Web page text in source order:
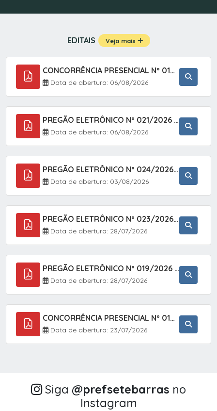
EDITAIS Veja mais
CONCORRÊNCIA PRESENCIAL Nº 019/2025 - PAVIMENTAÇÃO ASFÁLTICA EM TRECHO DA RUA 2 NO BAIRRO VILA SOARES NO MUNICÍPIO DE SETE BARRAS/SP.
Data de abertura: 06/08/2026
PREGÃO ELETRÔNICO Nº 021/2026 - AQUISIÇÃO DE CONTENTORES E CARRINHOS, DESTINADOS A COLETIVA E MANEJO DE RESÍDUOS SÓLIDOS, ATRAVÉS DO SISTEMA DE REGISTRO DE PREÇOS (SRP)
Data de abertura: 06/08/2026
PREGÃO ELETRÔNICO Nº 024/2026 - AQUISIÇÃO DE GÁS MEDICINAL TIPO OXIGÊNIO (1,00 M3, 3,00 M3 E 10,00 M3), EM ATENDIMENTO À SECRETARIA MUNICIPAL DE SAÚDE, ATRAVÉS DO SISTEMA DE REGISTRO DE PREÇOS (SRP)
Data de abertura: 03/08/2026
PREGÃO ELETRÔNICO Nº 023/2026 - AQUISIÇÃO DE ENXOVAL INFANTIL, EM ATENDIMENTO À SECRETARIA MUNICIPAL DE EDUCAÇÃO, ATRAVÉS DO SISTEMA DE REGISTRO DE PREÇOS (SRP).
Data de abertura: 28/07/2026
PREGÃO ELETRÔNICO Nº 019/2026 - CONTRATAÇÃO DE EMPRESA ESPECIALIZADA PARA A PRESTAÇÃO DE SERVIÇOS VETERINÁRIOS CLÍNICOS E CIRÚRGICOS, COM FOCO EM AÇÕES DE SAÚDE PÚBLICA, BEM-ESTAR ANIMAL E CONTROLE POPULACIONAL ÉTICO DE CÃES E GATOS, EM ATENDIMENTO À
Data de abertura: 28/07/2026
CONCORRÊNCIA PRESENCIAL Nº 018/2026 - PAVIMENTAÇÃO ASFÁLTICA NO BAIRRO VOTUPOCA ? ESTRADA DA RAPOSA, NO MUNICÍPIO DE SETE BARRAS/SP
Data de abertura: 23/07/2026
Siga @‌prefsetebarras no
Instagram